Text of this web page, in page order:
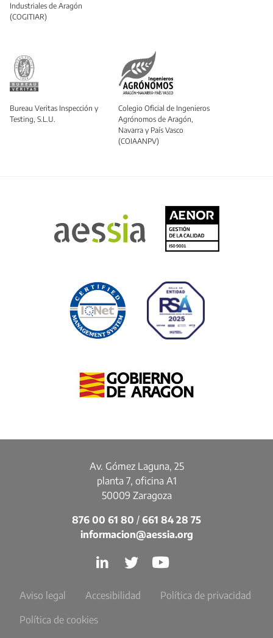
Industriales de Aragón
(COGITIAR)
Bureau Veritas Inspección y
Testing, S.L.U.
Colegio Oficial de Ingenieros
Agrónomos de Aragón,
Navarra y País Vasco
(COIAANPV)
Av. Gómez Laguna, 25
planta 7, oficina A1
50009 Zaragoza
876 00 61 80 / 661 84 28 75
informacion@aessia.org
Aviso legal Accesibilidad
Política de privacidad
Política de cookies